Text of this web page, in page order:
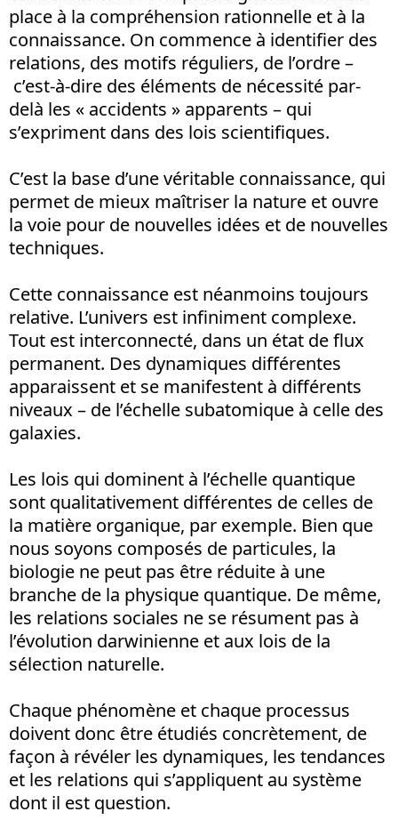
place à la compréhension rationnelle et à la
connaissance. On commence à identifier des
relations, des motifs réguliers, de l’ordre –
c’est-à-dire des éléments de nécessité par-
delà les « accidents » apparents – qui
s’expriment dans des lois scientifiques.
C’est la base d’une véritable connaissance, qui
permet de mieux maîtriser la nature et ouvre
la voie pour de nouvelles idées et de nouvelles
techniques.
Cette connaissance est néanmoins toujours
relative. L’univers est infiniment complexe.
Tout est interconnecté, dans un état de flux
permanent. Des dynamiques différentes
apparaissent et se manifestent à différents
niveaux – de l’échelle subatomique à celle des
galaxies.
Les lois qui dominent à l’échelle quantique
sont qualitativement différentes de celles de
la matière organique, par exemple. Bien que
nous soyons composés de particules, la
biologie ne peut pas être réduite à une
branche de la physique quantique. De même,
les relations sociales ne se résument pas à
l’évolution darwinienne et aux lois de la
sélection naturelle.
Chaque phénomène et chaque processus
doivent donc être étudiés concrètement, de
façon à révéler les dynamiques, les tendances
et les relations qui s’appliquent au système
dont il est question.